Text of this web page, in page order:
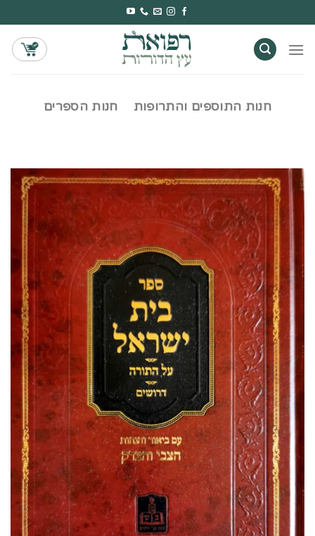
to
content
חנות התוספים והתרופות חנות הספרים